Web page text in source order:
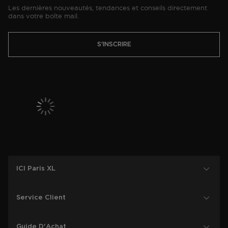
Les dernières nouveautés, tendances et conseils directement
dans votre boîte mail.
S'INSCRIRE
ICI Paris XL
Service Client